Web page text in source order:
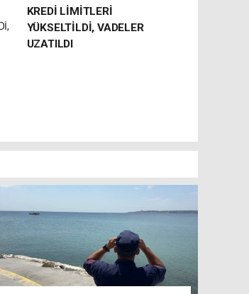
KREDİ LİMİTLERİ
YÜKSELTİLDİ, VADELER
UZATILDI